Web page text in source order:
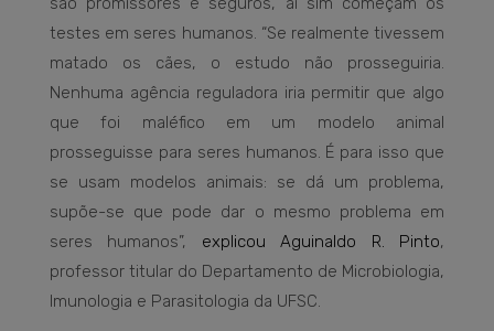
testes em seres humanos. “Se realmente tivessem
matado os cães, o estudo não prosseguiria.
Nenhuma agência reguladora iria permitir que algo
que foi maléfico em um modelo animal
prosseguisse para seres humanos. É para isso que
se usam modelos animais: se dá um problema,
supõe-se que pode dar o mesmo problema em
seres humanos”, explicou Aguinaldo R. Pinto,
professor titular do Departamento de Microbiologia,
Imunologia e Parasitologia da UFSC.